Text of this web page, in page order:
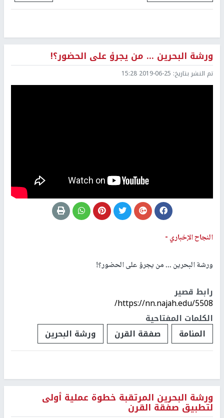
ورشة البحرين ... من يجرؤ على الحضور؟!
تم النشر بتاريخ: 2019-06-25 15:28
النجاح الإخباري -
ورشة البحرين ... من يجرؤ على الحضور؟!
رابط قصير
https://nn.najah.edu/5508/
الكلمات المفتاحية
المنامة
صفقة القرن ورشة البحرين
ورشة البحرين المرتقبة خطوة عملية أولى
لتطبيق صفقة القرن